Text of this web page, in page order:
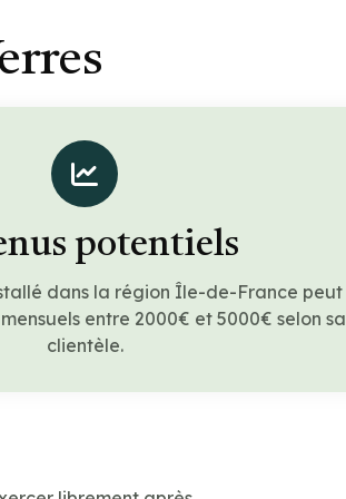
potentiels
dans la région Île-de-France peut
entre 2000€ et 5000€ selon sa
clientèle.